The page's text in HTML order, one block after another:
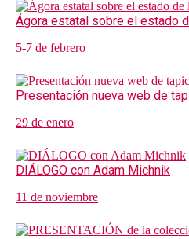
Ágora estatal sobre el estado
5-7 de febrero
Presentación nueva web de
29 de enero
DIÁLOGO con Adam Michnik
11 de noviembre